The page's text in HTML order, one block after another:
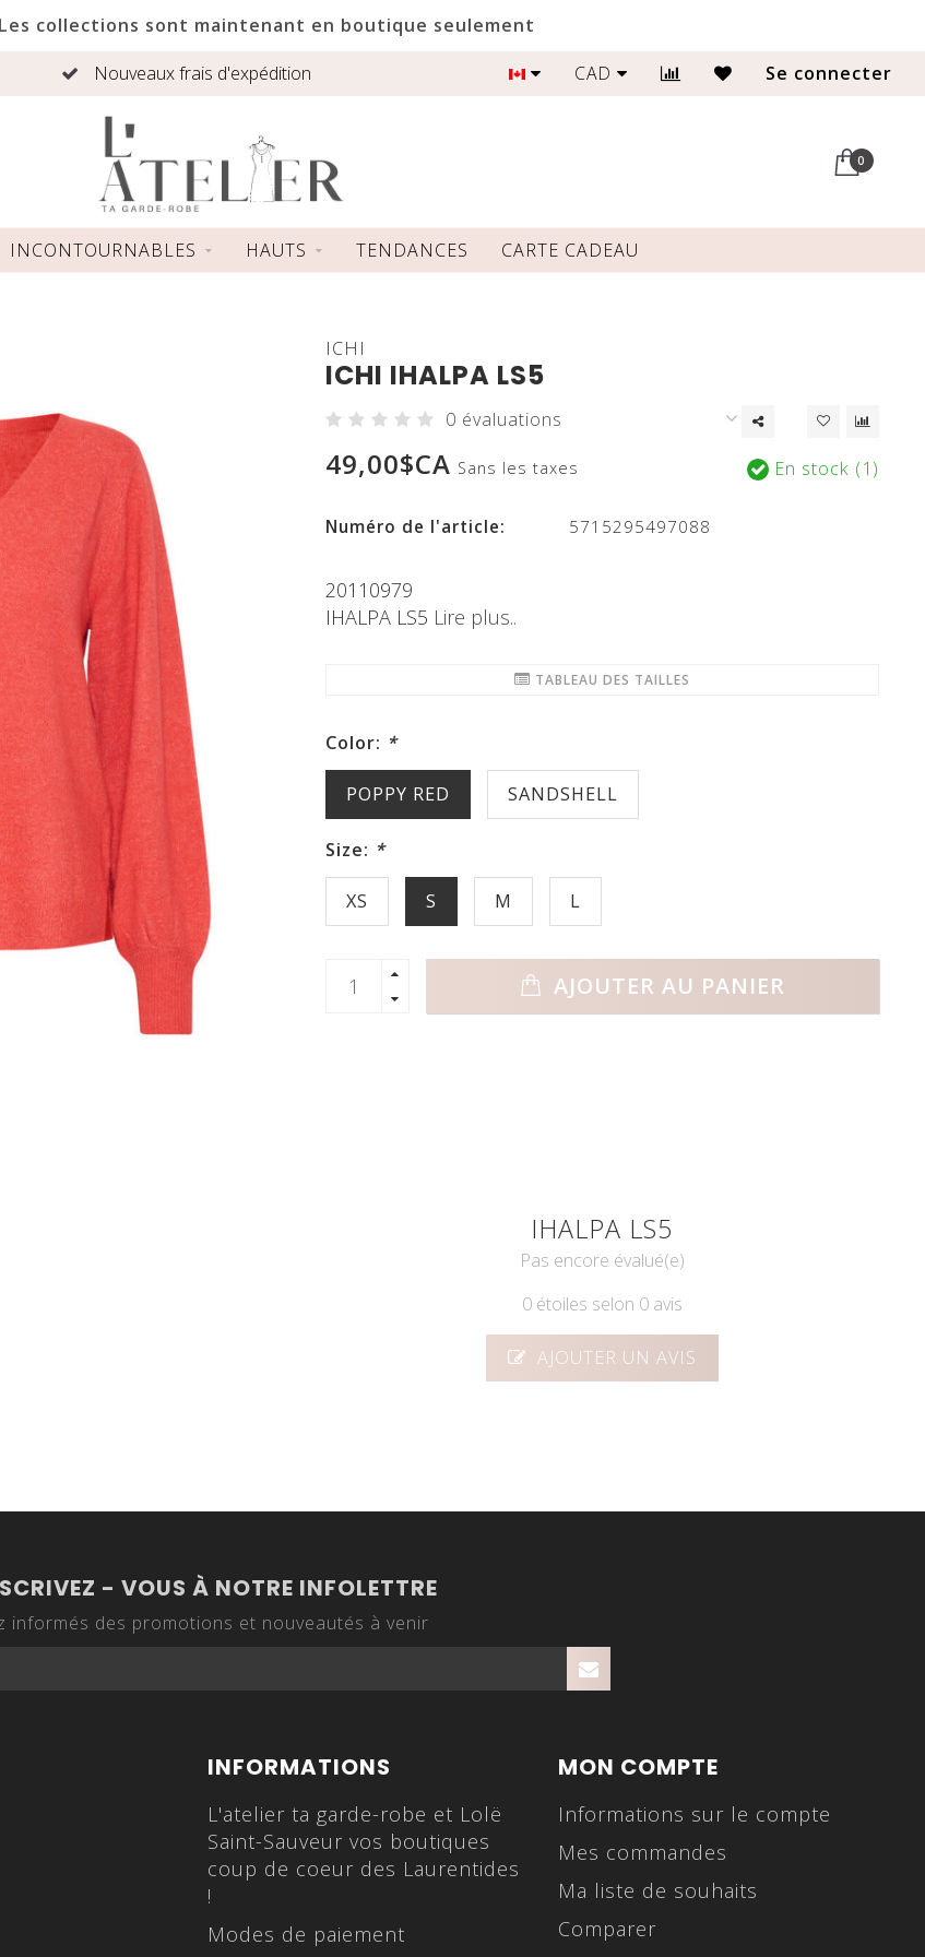
-Les collections sont maintenant en boutique seulement
Nouveaux frais d'expédition Magasinez le look
CAD Se connecter
0
INCONTOURNABLES HAUTS TENDANCES CARTE CADEAU
ICHI
ICHI IHALPA LS5
0 évaluations
49,00$CA Sans les taxes En stock (1)
Numéro de l'article: 5715295497088
20110979
IHALPA LS5 Lire plus..
TABLEAU DES TAILLES
Color: *
POPPY RED SANDSHELL
Size: *
XS S M L
AJOUTER AU PANIER
IHALPA LS5
Pas encore évalué(e)
0 étoiles selon 0 avis
AJOUTER UN AVIS
- VOUS À NOTRE INFOLETTRE
informés des promotions et nouveautés à venir
INFORMATIONS
L'atelier ta garde-robe et Lolë
Saint-Sauveur vos boutiques
coup de coeur des Laurentides
!
Modes de paiement
MON COMPTE
Informations sur le compte
Mes commandes
Ma liste de souhaits
Comparer